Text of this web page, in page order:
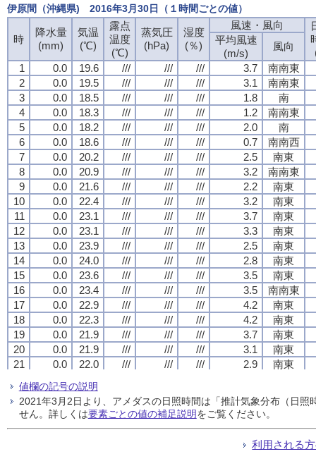
伊原間（沖縄県) 2016年3月30日（１時間ごとの値）
時
降水量
(mm)
気温
(℃)
露点
温度
(℃)
蒸気圧
(hPa)
湿度
(％)
風速・風向
平均風速
(m/s)
風向
1
0.0 19.6 /// /// /// 3.7
南南東
2
0.0 19.5 /// /// /// 3.1
南南東
3
0.0 18.5 /// /// /// 1.8
南
4
0.0 18.3 /// /// /// 1.2
南南東
5
0.0 18.2 /// /// /// 2.0
南
6
0.0 18.6 /// /// /// 0.7
南南西
7
0.0 20.2 /// /// /// 2.5
南東
8
0.0 20.9 /// /// /// 3.2
南南東
9
0.0 21.6 /// /// /// 2.2
南東
10
0.0 22.4 /// /// /// 3.2
南東
11
0.0 23.1 /// /// /// 3.7
南東
12
0.0 23.1 /// /// /// 3.3
南東
13
0.0 23.9 /// /// /// 2.5
南東
14
0.0 24.0 /// /// /// 2.8
南東
15
0.0 23.6 /// /// /// 3.5
南東
16
0.0 23.4 /// /// /// 3.5
南南東
17
0.0 22.9 /// /// /// 4.2
南東
18
0.0 22.3 /// /// /// 4.2
南東
19
0.0 21.9 /// /// /// 3.7
南東
20
0.0 21.9 /// /// /// 3.1
南東
21
0.0 22.0 /// /// /// 2.9
南東
22.0
23
0.0 22.0
南東
24
0.0 21.9 /// /// /// 5.3 南南東
時
降水量
(mm)
気温
(℃)
露点
温度
(℃)
蒸気圧
(hPa)
湿度
(％)
風速・風向
平均風速
(m/s)
風向
1
0.0 19.6 /// /// /// 3.7
南南東
2
0.0 19.5 /// /// /// 3.1
南南東
3
0.0 18.5 /// /// /// 1.8
南
4
0.0 18.3 /// /// /// 1.2
南南東
5
0.0 18.2 /// /// /// 2.0
南
6
0.0 18.6 /// /// /// 0.7
南南西
7
0.0 20.2 /// /// /// 2.5
南東
8
0.0 20.9 /// /// /// 3.2
南南東
9
0.0 21.6 /// /// /// 2.2
南東
10
0.0 22.4 /// /// /// 3.2
南東
11
0.0 23.1 /// /// /// 3.7
南東
12
0.0 23.1 /// /// /// 3.3
南東
13
0.0 23.9 /// /// /// 2.5
南東
14
0.0 24.0 /// /// /// 2.8
南東
15
0.0 23.6 /// /// /// 3.5
南東
16
0.0 23.4 /// /// /// 3.5
南南東
17
0.0 22.9 /// /// /// 4.2
南東
18
0.0 22.3 /// /// /// 4.2
南東
19
0.0 21.9 /// /// /// 3.7
南東
20
0.0 21.9 /// /// /// 3.1
南東
21
0.0 22.0 /// /// /// 2.9
南東
22.0
23
0.0 22.0
南東
24
0.0 21.9 /// /// /// 5.3 南南東
時
降水量
(mm)
気温
(℃)
露点
温度
(℃)
蒸気圧
(hPa)
湿度
(％)
風速・風向
平均風速
(m/s)
風向
1
0.0 19.6 /// /// /// 3.7
南南東
2
0.0 19.5 /// /// /// 3.1
南南東
3
0.0 18.5 /// /// /// 1.8
南
4
0.0 18.3 /// /// /// 1.2
南南東
5
0.0 18.2 /// /// /// 2.0
南
6
0.0 18.6 /// /// /// 0.7
南南西
7
0.0 20.2 /// /// /// 2.5
南東
8
0.0 20.9 /// /// /// 3.2
南南東
9
0.0 21.6 /// /// /// 2.2
南東
10
0.0 22.4 /// /// /// 3.2
南東
11
0.0 23.1 /// /// /// 3.7
南東
12
0.0 23.1 /// /// /// 3.3
南東
13
0.0 23.9 /// /// /// 2.5
南東
14
0.0 24.0 /// /// /// 2.8
南東
15
0.0 23.6 /// /// /// 3.5
南東
16
0.0 23.4 /// /// /// 3.5
南南東
17
0.0 22.9 /// /// /// 4.2
南東
18
0.0 22.3 /// /// /// 4.2
南東
19
0.0 21.9 /// /// /// 3.7
南東
20
0.0 21.9 /// /// /// 3.1
南東
21
0.0 22.0 /// /// /// 2.9
南東
22.0
23
0.0 22.0
南東
24
0.0 21.9 /// /// /// 5.3 南南東
時
降水量
(mm)
気温
(℃)
露点
温度
(℃)
蒸気圧
(hPa)
湿度
(％)
風速・風向
平均風速
(m/s)
風向
1
0.0 19.6 /// /// /// 3.7
南南東
2
0.0 19.5 /// /// /// 3.1
南南東
3
0.0 18.5 /// /// /// 1.8
南
4
0.0 18.3 /// /// /// 1.2
南南東
5
0.0 18.2 /// /// /// 2.0
南
6
0.0 18.6 /// /// /// 0.7
南南西
7
0.0 20.2 /// /// /// 2.5
南東
8
0.0 20.9 /// /// /// 3.2
南南東
9
0.0 21.6 /// /// /// 2.2
南東
10
0.0 22.4 /// /// /// 3.2
南東
11
0.0 23.1 /// /// /// 3.7
南東
12
0.0 23.1 /// /// /// 3.3
南東
13
0.0 23.9 /// /// /// 2.5
南東
14
0.0 24.0 /// /// /// 2.8
南東
15
0.0 23.6 /// /// /// 3.5
南東
16
0.0 23.4 /// /// /// 3.5
南南東
17
0.0 22.9 /// /// /// 4.2
南東
18
0.0 22.3 /// /// /// 4.2
南東
19
0.0 21.9 /// /// /// 3.7
南東
20
0.0 21.9 /// /// /// 3.1
南東
21
0.0 22.0 /// /// /// 2.9
南東
22.0
23
0.0 22.0
南東
24
0.0 21.9 /// /// /// 5.3 南南東
値欄の記号の説明
2021年3月2日より、アメダスの日照時間は「推計気象分布（日
せん。詳しくは要素ごとの値の補足説明をご覧ください。
利用される